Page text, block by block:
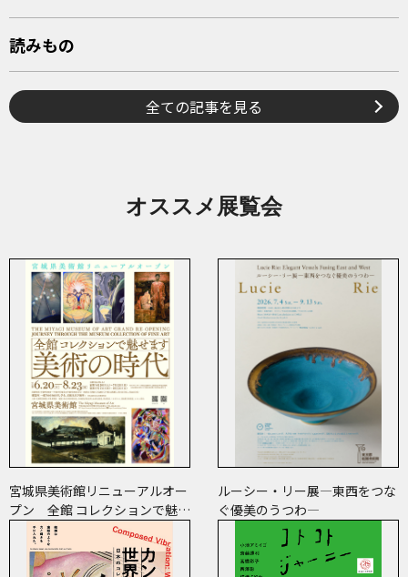
読みもの
全ての記事を見る
オススメ展覧会
宮城県美術館リニューアルオー
プン 全館 コレクションで魅せ
ます 美術の時代
ルーシー・リー展―東西をつな
ぐ優美のうつわ―